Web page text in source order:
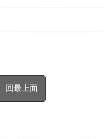
回最上面